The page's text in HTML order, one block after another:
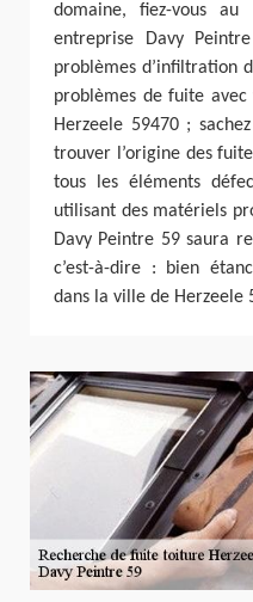
domaine, fiez-vous au
entreprise Davy
problèmes d’infiltration
problèmes de fuite
Herzeele 59470 ;
trouver l’origine des
tous les éléments
utilisant des matériels
Davy Peintre 59 saura
c’est-à-dire : bien
dans la ville de Herzeele